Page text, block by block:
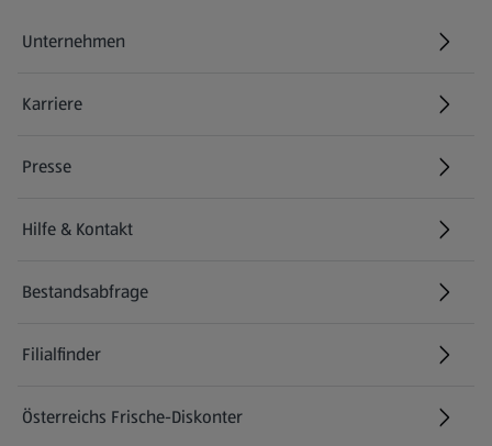
Unternehmen
Karriere
(öffnet in einem neuen Tab)
Presse
Hilfe & Kontakt
(öffnet in einem neuen Tab)
Bestandsabfrage
(öffnet in einem neuen Tab)
Filialfinder
Österreichs Frische-Diskonter